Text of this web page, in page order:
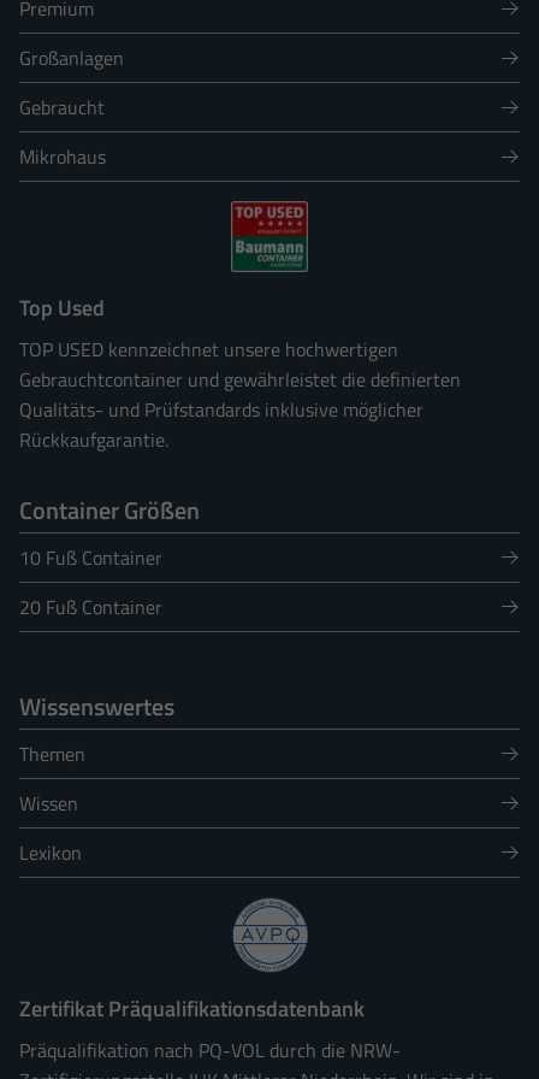
Premium
Großanlagen
Gebraucht
Mikrohaus
Top Used
TOP USED kennzeichnet unsere hochwertigen
Gebrauchtcontainer und gewährleistet die definierten
Qualitäts- und Prüfstandards inklusive möglicher
Rückkaufgarantie.
Container Größen
10 Fuß Container
20 Fuß Container
Wissenswertes
Themen
Wissen
Lexikon
Zertifikat Präqualifikationsdatenbank
Präqualifikation nach PQ-VOL durch die NRW-